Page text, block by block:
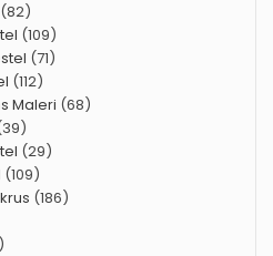
(82)
(109)
(71)
(112)
Maleri (68)
(29)
(109)
(186)